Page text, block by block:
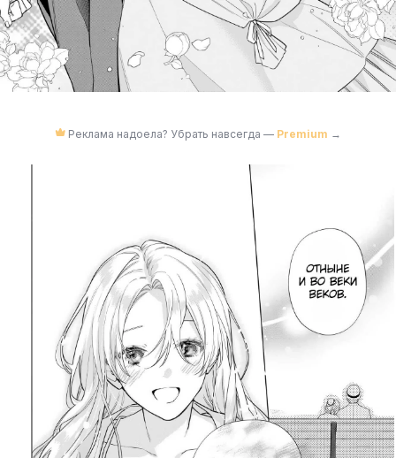
Реклама надоела? Убрать навсегда — Premium →